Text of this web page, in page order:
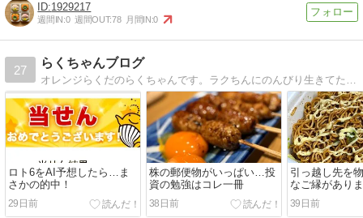
1929217
週間IN:0 週間OUT:78 月間IN:0
27
らくちゃんブログ
ロト6をAI予想したら…ま
さかの的中！
29日前
株の郵便物がいっぱい…投
資の勉強はコレ一冊
38日前
引っ越し先を
なご縁があり
39日前